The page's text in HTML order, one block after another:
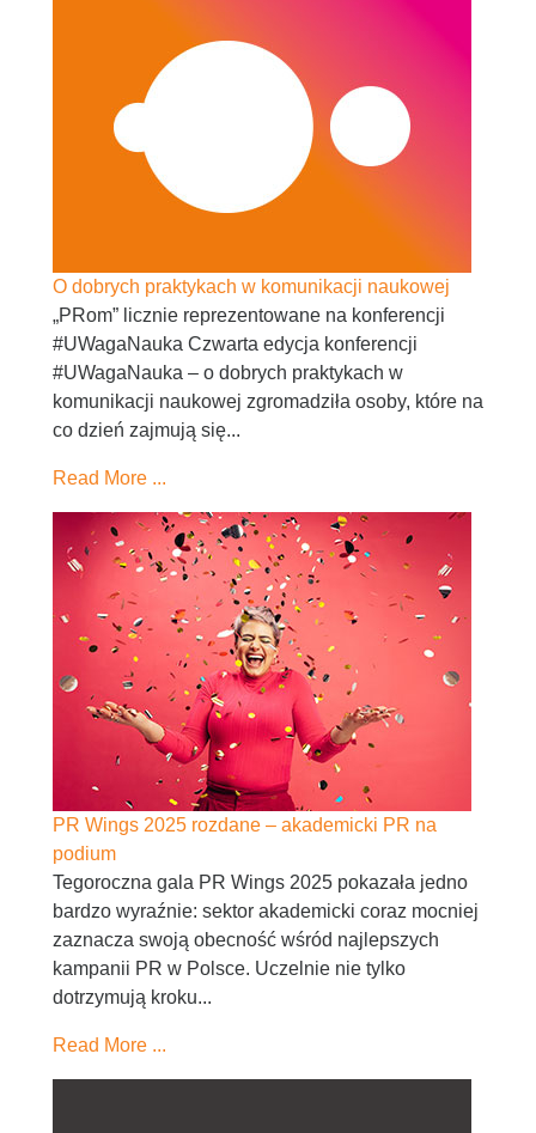
O dobrych praktykach w komunikacji naukowej
„PRom” licznie reprezentowane na konferencji
#UWagaNauka Czwarta edycja konferencji
#UWagaNauka – o dobrych praktykach w
komunikacji naukowej zgromadziła osoby, które na
co dzień zajmują się...
Read More ...
PR Wings 2025 rozdane – akademicki PR na
podium
Tegoroczna gala PR Wings 2025 pokazała jedno
bardzo wyraźnie: sektor akademicki coraz mocniej
zaznacza swoją obecność wśród najlepszych
kampanii PR w Polsce. Uczelnie nie tylko
dotrzymują kroku...
Read More ...